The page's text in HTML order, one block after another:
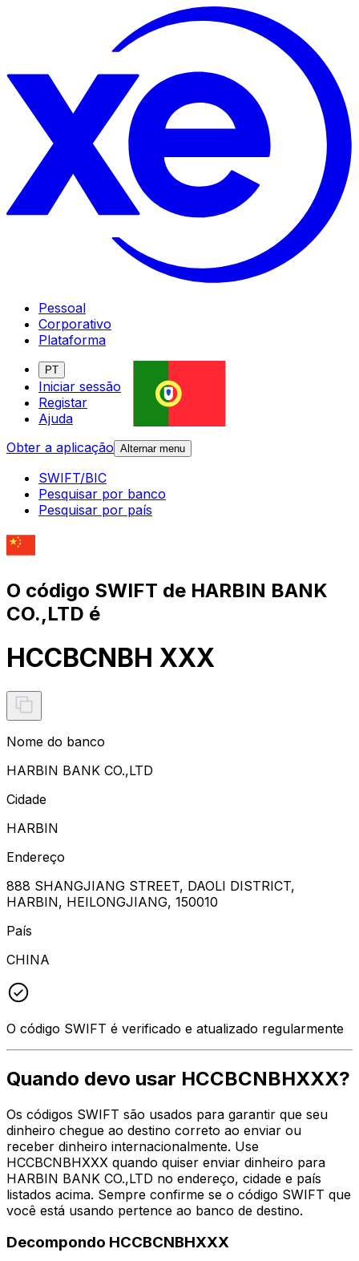
Pessoal
Corporativo
Plataforma
PT
Iniciar sessão
Registar
Ajuda
Obter a aplicação Alternar menu
SWIFT/BIC
Pesquisar por banco
Pesquisar por país
O código SWIFT de HARBIN BANK
CO.,LTD é
HCCBCNBH XXX
Nome do banco
HARBIN BANK CO.,LTD
Cidade
HARBIN
Endereço
888 SHANGJIANG STREET, DAOLI DISTRICT,
HARBIN, HEILONGJIANG, 150010
País
CHINA
O código SWIFT é verificado e atualizado regularmente
Quando devo usar HCCBCNBHXXX?
Os códigos SWIFT são usados para garantir que seu
dinheiro chegue ao destino correto ao enviar ou
receber dinheiro internacionalmente. Use
HCCBCNBHXXX quando quiser enviar dinheiro para
HARBIN BANK CO.,LTD no endereço, cidade e país
listados acima. Sempre confirme se o código SWIFT que
você está usando pertence ao banco de destino.
Decompondo HCCBCNBHXXX